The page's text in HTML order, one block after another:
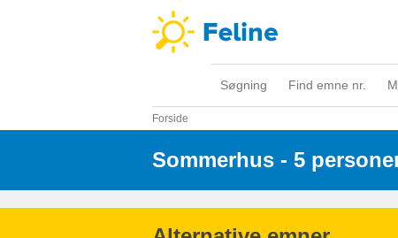
Søgning Find emne nr.
Forside
Sommerhus - 5